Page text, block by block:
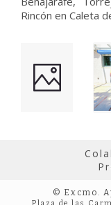
Rincón en Caleta
© Excmo.